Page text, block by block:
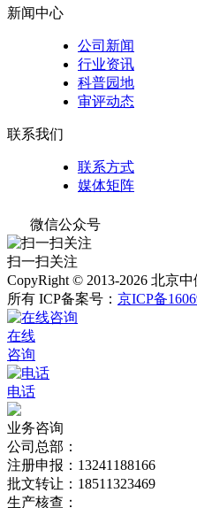
新闻中心
公司新闻
行业资讯
科普园地
审评动态
联系我们
联系方式
媒体矩阵
微信公众号
扫一扫关注
CopyRight © 2013-2026 北京
所有 ICP备案号： 京ICP备
在线
咨询
电话
业务咨询
公司总部：
注册申报：13241188166
批文转让：18511323469
生产核查：